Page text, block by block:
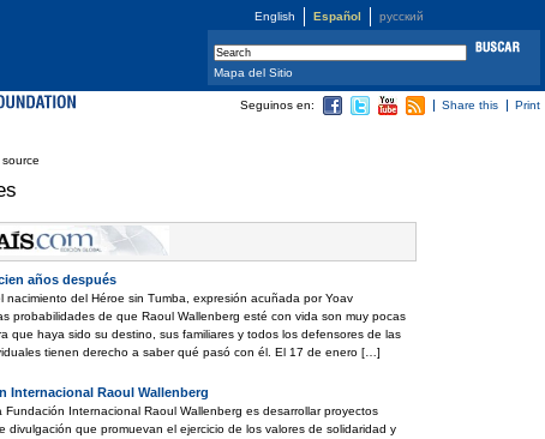
English Español русский
años después
nacimiento del Héroe sin Tumba, expresión acuñada por Yoav
probabilidades de que Raoul Wallenberg esté con vida son muy pocas
que haya sido su destino, sus familiares y todos los defensores de las
tienen derecho a saber qué pasó con él. El 17 de enero […]
Internacional Raoul Wallenberg
Fundación Internacional Raoul Wallenberg es desarrollar proyectos
divulgación que promuevan el ejercicio de los valores de solidaridad y
Seguinos en: Share this Print
Mapa del Sitio